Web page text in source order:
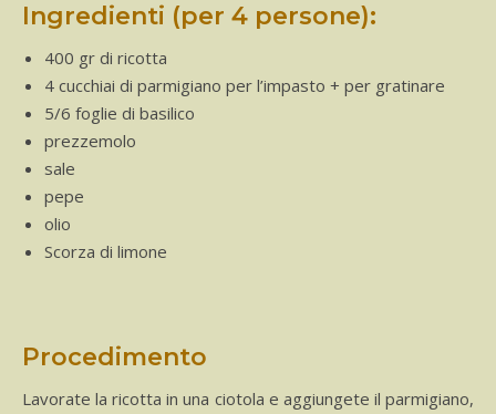
Ingredienti (per 4 persone):
400 gr di ricotta
4 cucchiai di parmigiano per l’impasto + per gratinare
5/6 foglie di basilico
prezzemolo
sale
pepe
olio
Scorza di limone
Procedimento
Lavorate la ricotta in una ciotola e aggiungete il parmigiano,